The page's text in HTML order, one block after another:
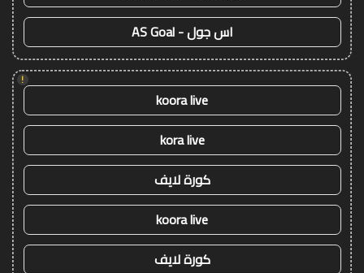
اس جول - AS Goal
!
koora live
kora live
كورة لايف
koora live
كورة لايف